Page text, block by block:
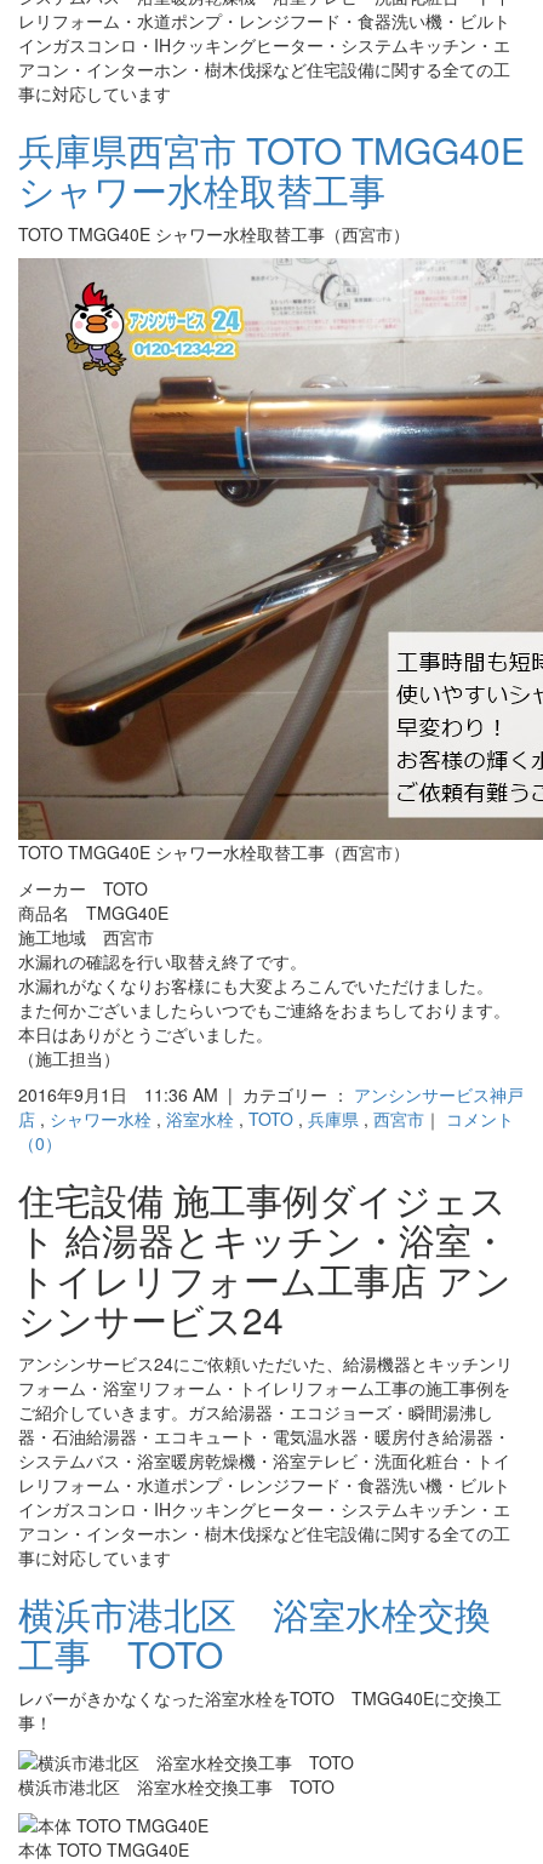
レリフォーム・水道ポンプ・レンジフード・食器洗い機・ビルト
インガスコンロ・IHクッキングヒーター・システムキッチン・エ
アコン・インターホン・樹木伐採など住宅設備に関する全ての工
事に対応しています
兵庫県西宮市 TOTO TMGG40E
シャワー水栓取替工事
TOTO TMGG40E シャワー水栓取替工事（西宮市）
TOTO TMGG40E シャワー水栓取替工事（西宮市）
メーカー TOTO
商品名 TMGG40E
施工地域 西宮市
水漏れの確認を行い取替え終了です。
水漏れがなくなりお客様にも大変よろこんでいただけました。
また何かございましたらいつでもご連絡をおまちしております。
本日はありがとうございました。
（施工担当）
2016年9月1日 11:36 AM | カテゴリー ： アンシンサービス神戸
店 , シャワー水栓 , 浴室水栓 , TOTO , 兵庫県 , 西宮市 ｜ コメント
（0）
住宅設備 施工事例ダイジェス
ト 給湯器とキッチン・浴室・
トイレリフォーム工事店 アン
シンサービス24
アンシンサービス24にご依頼いただいた、給湯機器とキッチンリ
フォーム・浴室リフォーム・トイレリフォーム工事の施工事例を
ご紹介していきます。ガス給湯器・エコジョーズ・瞬間湯沸し
器・石油給湯器・エコキュート・電気温水器・暖房付き給湯器・
システムバス・浴室暖房乾燥機・浴室テレビ・洗面化粧台・トイ
レリフォーム・水道ポンプ・レンジフード・食器洗い機・ビルト
インガスコンロ・IHクッキングヒーター・システムキッチン・エ
アコン・インターホン・樹木伐採など住宅設備に関する全ての工
事に対応しています
横浜市港北区 浴室水栓交換
工事 TOTO
レバーがきかなくなった浴室水栓をTOTO TMGG40Eに交換工
事！
横浜市港北区 浴室水栓交換工事 TOTO
本体 TOTO TMGG40E